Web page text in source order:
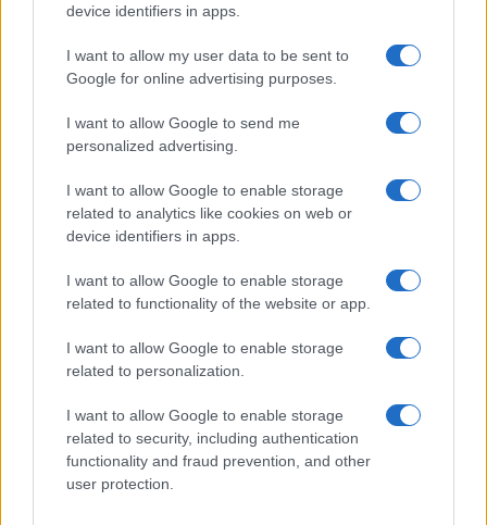
device identifiers in apps.
I want to allow my user data to be sent to
Google for online advertising purposes.
I want to allow Google to send me
personalized advertising.
I want to allow Google to enable storage
related to analytics like cookies on web or
device identifiers in apps.
I want to allow Google to enable storage
related to functionality of the website or app.
I want to allow Google to enable storage
related to personalization.
I want to allow Google to enable storage
related to security, including authentication
functionality and fraud prevention, and other
user protection.